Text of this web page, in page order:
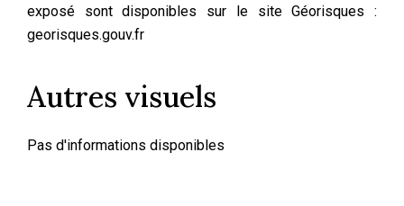
exposé sont disponibles sur le site Géorisques :
georisques.gouv.fr
Autres visuels
Pas d'informations disponibles